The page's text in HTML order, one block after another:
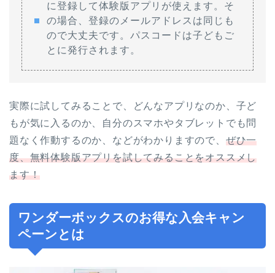
に登録して体験版アプリが使えます。そ
の場合、登録のメールアドレスは同じも
ので大丈夫です。パスコードは子どもご
とに発行されます。
実際に試してみることで、どんなアプリなのか、子ど
もが気に入るのか、自分のスマホやタブレットでも問
題なく作動するのか、などがわかりますので、 ぜひ一
度、無料体験版アプリを試してみることをオススメし
ます！
ワンダーボックスのお得な入会キャン
ペーンとは